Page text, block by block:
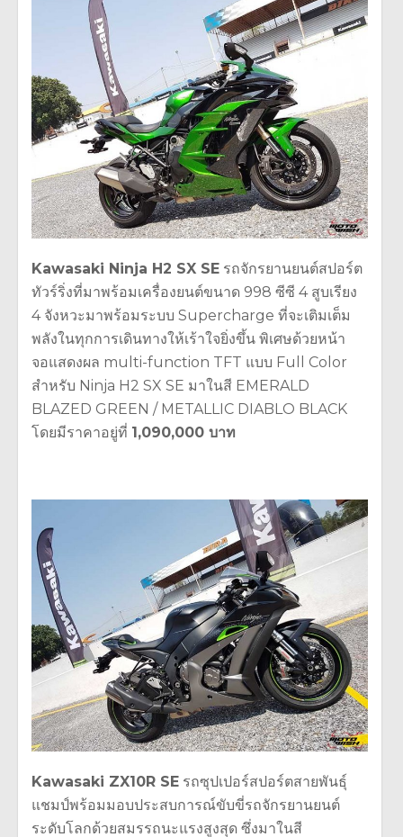
Kawasaki Ninja H2 SX SE รถจักรยานยนต์สปอร์ต
ทัวร์ริ่งที่มาพร้อมเครื่องยนต์ขนาด 998 ซีซี 4 สูบเรียง
4 จังหวะมาพร้อมระบบ Supercharge ที่จะเติมเต็ม
พลังในทุกการเดินทางให้เร้าใจยิ่งขึ้น พิเศษด้วยหน้า
จอแสดงผล multi-function TFT แบบ Full Color
สำหรับ Ninja H2 SX SE มาในสี EMERALD
BLAZED GREEN / METALLIC DIABLO BLACK
โดยมีราคาอยู่ที่ 1,090,000 บาท
Kawasaki ZX10R SE รถซุปเปอร์สปอร์ตสายพันธุ์
แชมป์พร้อมมอบประสบการณ์ขับขี่รถจักรยานยนต์
ระดับโลกด้วยสมรรถนะแรงสูงสุด ซึ่งมาในสี